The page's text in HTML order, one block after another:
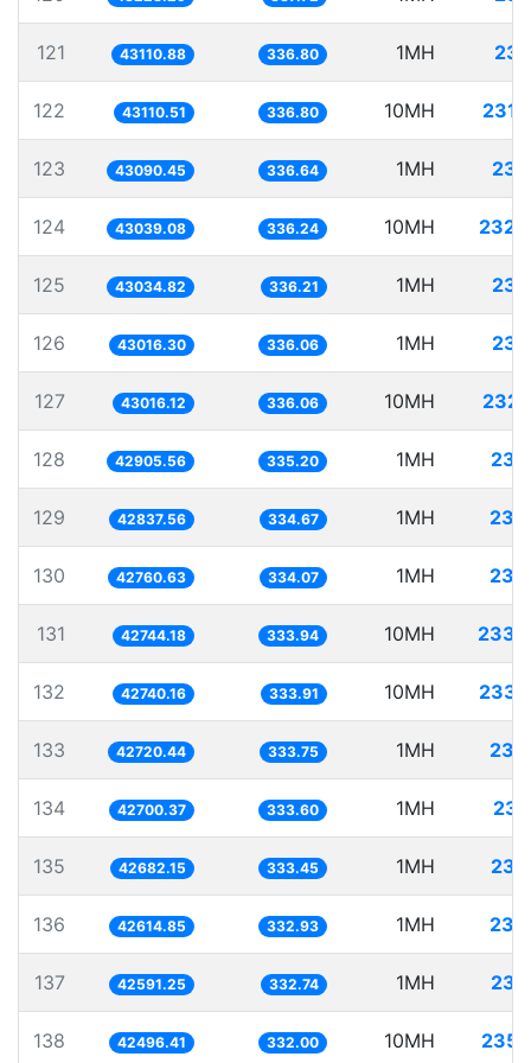
121 43110.88 336.80 1MH
122 43110.51 336.80 10MH
123 43090.45 336.64 1MH
124 43039.08 336.24 10MH
125 43034.82 336.21 1MH
126 43016.30 336.06 1MH
127 43016.12 336.06 10MH
128 42905.56 335.20 1MH
129 42837.56 334.67 1MH
130 42760.63 334.07 1MH
131 42744.18 333.94 10MH
132 42740.16 333.91 10MH
133 42720.44 333.75 1MH
134 42700.37 333.60 1MH
135 42682.15 333.45 1MH
136 42614.85 332.93 1MH
137 42591.25 332.74 1MH
138 42496.41 332.00 10MH